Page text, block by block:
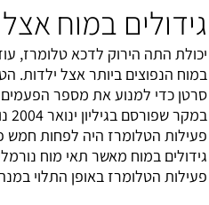
גידולים במוח
יכולת התה הירוק לדכא טלומרז,
במוח הנפוצים ביותר אצל ילדות.
סרטן כדי למנוע את מספר
פעילות הטלומרז היה לפחות חמש
פעילות הטלומרז באופן התלוי